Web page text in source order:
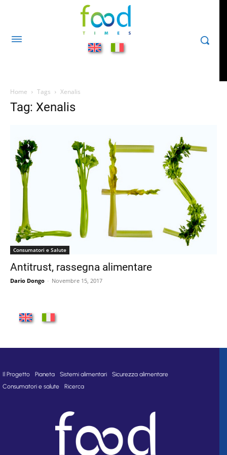
Home Tags Xenalis
Tag: Xenalis
Consumatori e Salute
Antitrust, rassegna alimentare
Dario Dongo - Novembre 15, 2017
Il Progetto Pianeta Sistemi alimentari
Sicurezza alimentare
Consumatori e salute
Ricerca